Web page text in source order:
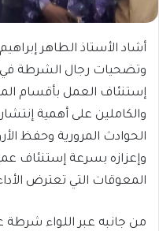
أشاد الأستاذ الطاهر
وتضحيات رجال الشرطة في
إستنئاف العمل بأقسام
والكاملين على أهمية
الحوادث المرورية وحفظ
وإعزازه بسرعة إستنئاف
المعوقات التي تعترض
من جانبه عبر اللواء شرطة